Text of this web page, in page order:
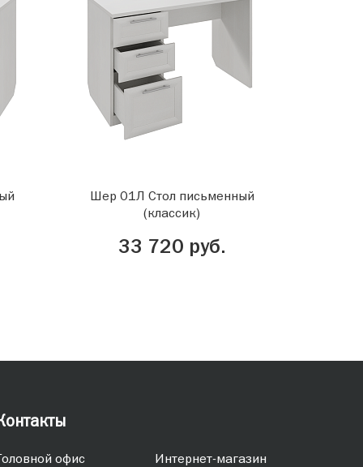
Шер 01Л Стол письменный
(классик)
33 720 руб.
офис
Интернет-магазин